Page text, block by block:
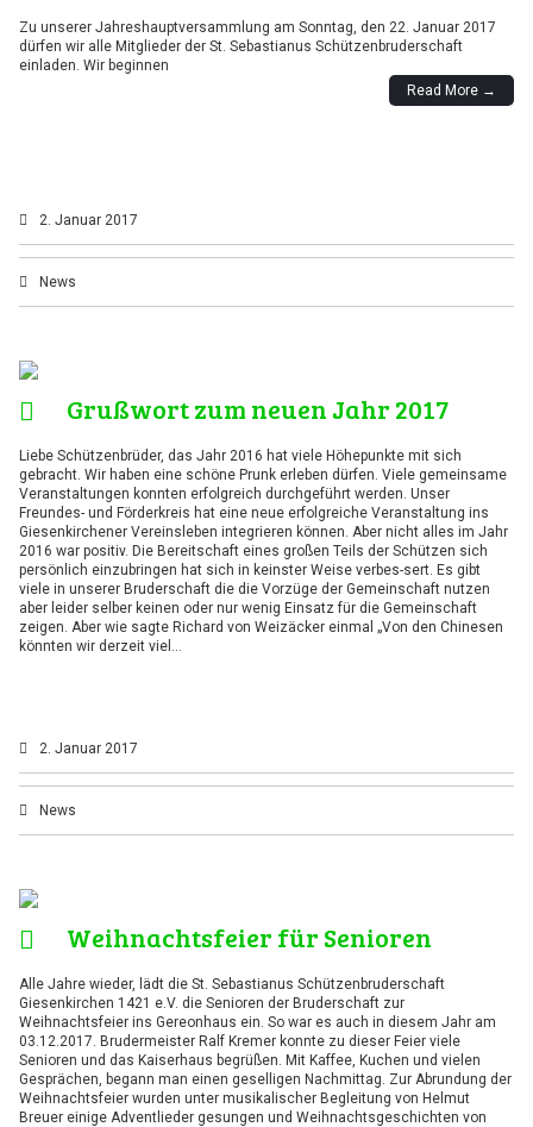
Zu unserer Jahreshauptversammlung am Sonntag, den 22. Januar 2017
dürfen wir alle Mitglieder der St. Sebastianus Schützenbruderschaft
einladen. Wir beginnen
Read More →
2. Januar 2017
News
Grußwort zum neuen Jahr 2017
Liebe Schützenbrüder, das Jahr 2016 hat viele Höhepunkte mit sich
gebracht. Wir haben eine schöne Prunk erleben dürfen. Viele gemeinsame
Veranstaltungen konnten erfolgreich durchgeführt werden. Unser
Freundes- und Förderkreis hat eine neue erfolgreiche Veranstaltung ins
Giesenkirchener Vereinsleben integrieren können. Aber nicht alles im Jahr
2016 war positiv. Die Bereitschaft eines großen Teils der Schützen sich
persönlich einzubringen hat sich in keinster Weise verbes-sert. Es gibt
viele in unserer Bruderschaft die die Vorzüge der Gemeinschaft nutzen
aber leider selber keinen oder nur wenig Einsatz für die Gemeinschaft
zeigen. Aber wie sagte Richard von Weizäcker einmal „Von den Chinesen
könnten wir derzeit viel…
2. Januar 2017
News
Weihnachtsfeier für Senioren
Alle Jahre wieder, lädt die St. Sebastianus Schützenbruderschaft
Giesenkirchen 1421 e.V. die Senioren der Bruderschaft zur
Weihnachtsfeier ins Gereonhaus ein. So war es auch in diesem Jahr am
03.12.2017. Brudermeister Ralf Kremer konnte zu dieser Feier viele
Senioren und das Kaiserhaus begrüßen. Mit Kaffee, Kuchen und vielen
Gesprächen, begann man einen geselligen Nachmittag. Zur Abrundung der
Weihnachtsfeier wurden unter musikalischer Begleitung von Helmut
Breuer einige Adventlieder gesungen und Weihnachtsgeschichten von